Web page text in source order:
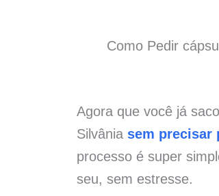
Como Pedir
Agora que você já
Silvânia sem precisar
processo é super
seu, sem estresse.